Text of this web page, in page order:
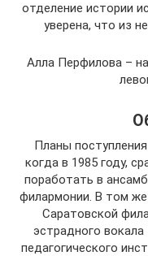
отделение истории
уверена, что из
Алла Перфилова –
Планы
когда в 1985 году,
поработать в
филармонии. В том же
Саратовской
эстрадного
педагогического